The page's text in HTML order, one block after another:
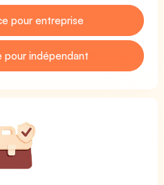
pour entreprise
pour indépendant